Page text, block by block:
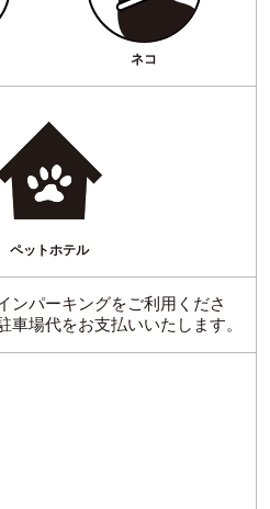
ネコ
ペットホテル
ンパーキングをご利用くださ
車場代をお支払いいたします。